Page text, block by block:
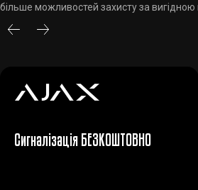
більше можливостей захисту за вигідною
Сигналізація БЕЗКОШТОВНО